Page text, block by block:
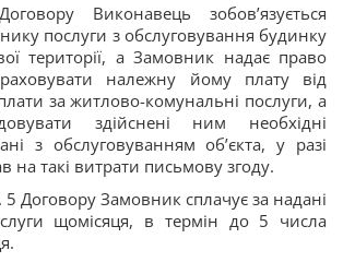
Виконавець зобов’язується
послуги з обслуговування будинку
території, а Замовник надає право
належну йому плату від
за житлово-комунальні послуги, а
здійснені ним необхідні
з обслуговуванням об’єкта, у разі
на такі витрати письмову згоду.
5 Договору Замовник сплачує за надані
щомісяця, в термін до 5 числа